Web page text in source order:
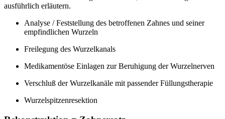
ausführlich erläutern.
Analyse / Feststellung des betroffenen Zahnes und seiner
empfindlichen Wurzeln
Freilegung des Wurzelkanals
Medikamentöse Einlagen zur Beruhigung der Wurzelnerven
Verschluß der Wurzelkanäle mit passender Füllungstherapie
Wurzelspitzenresektion